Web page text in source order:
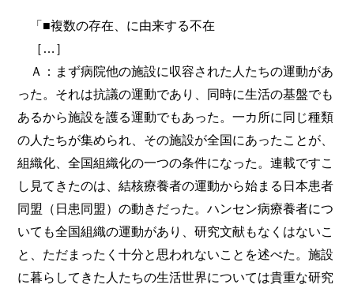
「■複数の存在、に由来する不在
［…］
Ａ：まず病院他の施設に収容された人たちの運動があ
った。それは抗議の運動であり、同時に生活の基盤でも
あるから施設を護る運動でもあった。一カ所に同じ種類
の人たちが集められ、その施設が全国にあったことが、
組織化、全国組織化の一つの条件になった。連載ですこ
し見てきたのは、結核療養者の運動から始まる日本患者
同盟（日患同盟）の動きだった。ハンセン病療養者につ
いても全国組織の運動があり、研究文献もなくはないこ
と、ただまったく十分と思われないことを述べた。施設
に暮らしてきた人たちの生活世界については貴重な研究